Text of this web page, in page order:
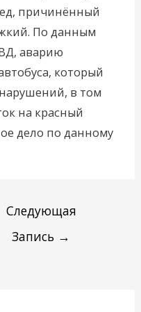
причинённый
По данным
аварию
который
в том
на красный
дело по данному
Следующая
Запись →